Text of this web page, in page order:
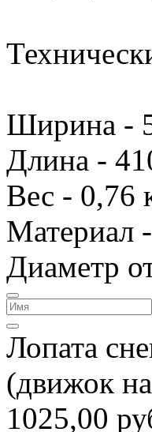
Ширина -
Длина -
Вес - 0,76
Материал
Диаметр
Лопата
(движок
1025,00